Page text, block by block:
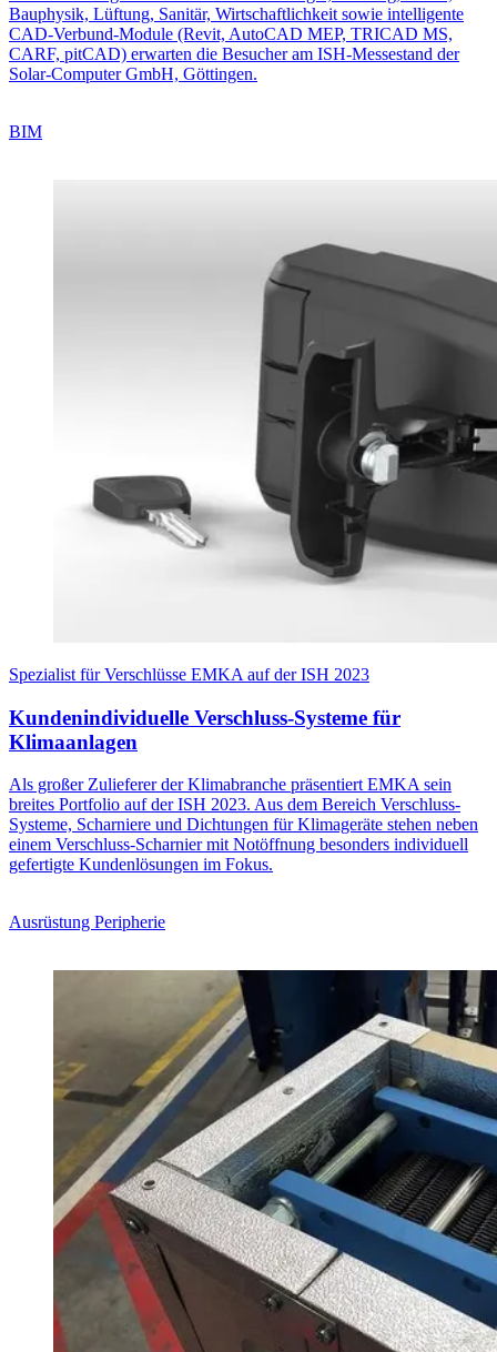
Bauphysik, Lüftung, Sanitär, Wirtschaftlichkeit sowie intelligente
CAD-Verbund-Module (Revit, AutoCAD MEP, TRICAD MS,
CARF, pitCAD) erwarten die Besucher am ISH-Messestand der
Solar-Computer GmbH, Göttingen.
BIM
Spezialist für Verschlüsse EMKA auf der ISH 2023
Kundenindividuelle Verschluss-Systeme für
Klimaanlagen
Als großer Zulieferer der Klimabranche präsentiert EMKA sein
breites Portfolio auf der ISH 2023. Aus dem Bereich Verschluss-
Systeme, Scharniere und Dichtungen für Klimageräte stehen neben
einem Verschluss-Scharnier mit Notöffnung besonders individuell
gefertigte Kundenlösungen im Fokus.
Ausrüstung Peripherie